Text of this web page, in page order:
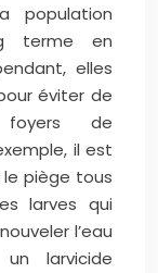
population
terme en
elles
éviter de
foyers de
il est
piège tous
larves qui
l’eau
larvicide